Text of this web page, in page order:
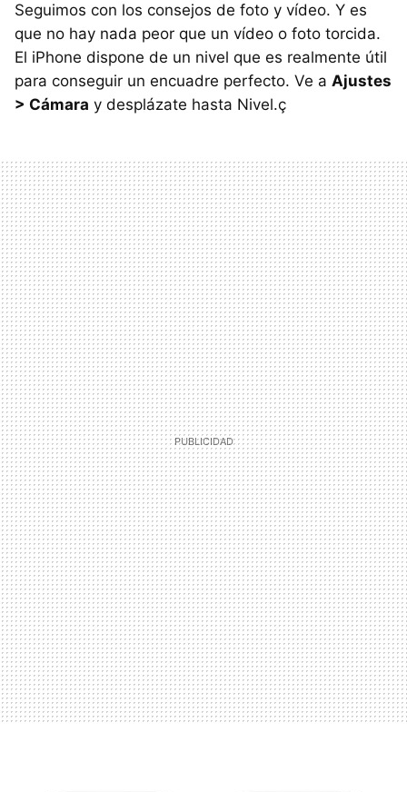
Seguimos con los consejos de foto y vídeo. Y es
que no hay nada peor que un vídeo o foto torcida.
El iPhone dispone de un nivel que es realmente útil
para conseguir un encuadre perfecto. Ve a Ajustes
> Cámara y desplázate hasta Nivel.ç